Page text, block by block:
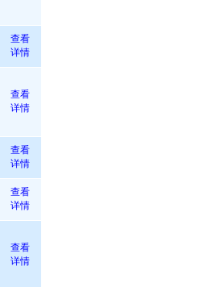
查看
详情
查看
详情
查看
详情
查看
详情
查看
详情